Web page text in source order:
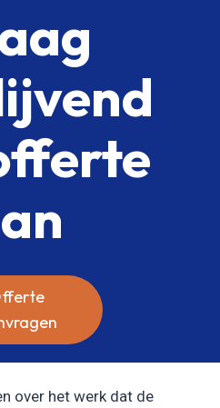
over het werk dat de